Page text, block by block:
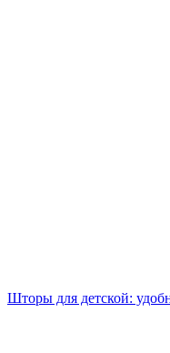
Шторы для детской: